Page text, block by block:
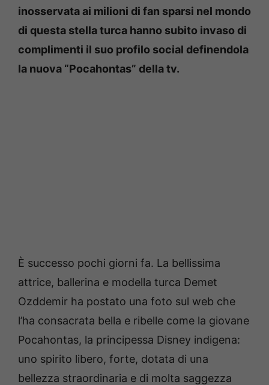
inosservata ai milioni di fan sparsi nel mondo
di questa stella turca hanno subito invaso di
complimenti il suo profilo social definendola
la nuova “Pocahontas” della tv.
È successo pochi giorni fa. La bellissima
attrice, ballerina e modella turca Demet
Ozddemir ha postato una foto sul web che
l’ha consacrata bella e ribelle come la giovane
Pocahontas, la principessa Disney indigena:
uno spirito libero, forte, dotata di una
bellezza straordinaria e di molta saggezza